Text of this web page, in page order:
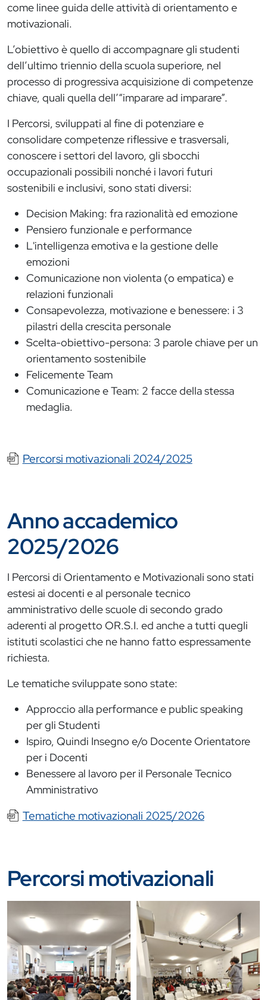
come linee guida delle attività di orientamento e
motivazionali.
L’obiettivo è quello di accompagnare gli studenti
dell’ultimo triennio della scuola superiore, nel
processo di progressiva acquisizione di competenze
chiave, quali quella dell’“imparare ad imparare”.
I Percorsi, sviluppati al fine di potenziare e
consolidare competenze riflessive e trasversali,
conoscere i settori del lavoro, gli sbocchi
occupazionali possibili nonché i lavori futuri
sostenibili e inclusivi, sono stati diversi:
Decision Making: fra razionalità ed emozione
Pensiero funzionale e performance
L'intelligenza emotiva e la gestione delle
emozioni
Comunicazione non violenta (o empatica) e
relazioni funzionali
Consapevolezza, motivazione e benessere: i 3
pilastri della crescita personale
Scelta-obiettivo-persona: 3 parole chiave per un
orientamento sostenibile
Felicemente Team
Comunicazione e Team: 2 facce della stessa
medaglia.
Documento
Percorsi motivazionali 2024/2025
Anno accademico
2025/2026
I Percorsi di Orientamento e Motivazionali sono stati
estesi ai docenti e al personale tecnico
amministrativo delle scuole di secondo grado
aderenti al progetto OR.S.I. ed anche a tutti quegli
istituti scolastici che ne hanno fatto espressamente
richiesta.
Le tematiche sviluppate sono state:
Approccio alla performance e public speaking
per gli Studenti
Ispiro, Quindi Insegno e/o Docente Orientatore
per i Docenti
Benessere al lavoro per il Personale Tecnico
Amministrativo
Documento
Tematiche motivazionali 2025/2026
Percorsi motivazionali